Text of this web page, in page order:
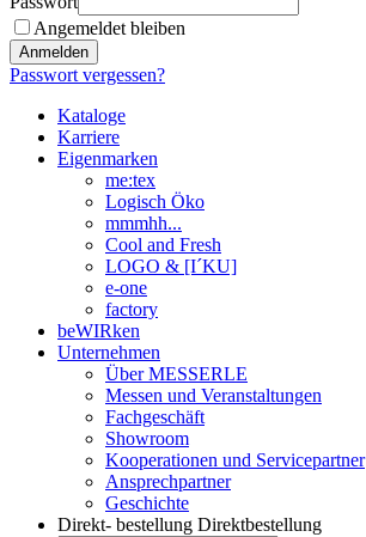
Angemeldet bleiben
Anmelden
Passwort vergessen?
Kataloge
Karriere
Eigenmarken
me:tex
Logisch Öko
mmmhh...
Cool and Fresh
LOGO & [I´KU]
e-one
factory
beWIRken
Unternehmen
Über MESSERLE
Messen und Veranstaltungen
Fachgeschäft
Showroom
Kooperationen und Servicepartner
Ansprechpartner
Geschichte
Direkt- bestellung Direktbestellung